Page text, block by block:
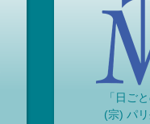
「日ご
(宗) パ